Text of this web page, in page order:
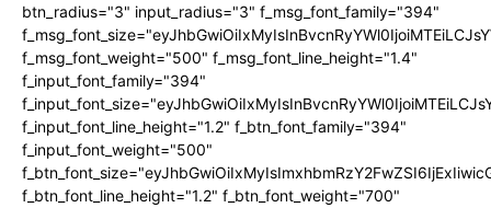
btn_radius="3" input_radius="3" f_msg_font_family="394"
f_msg_font_weight="500" f_msg_font_line_height="1.4"
f_input_font_family="394"
f_input_font_line_height="1.2" f_btn_font_family="394"
f_input_font_weight="500"
f_btn_font_line_height="1.2" f_btn_font_weight="700"